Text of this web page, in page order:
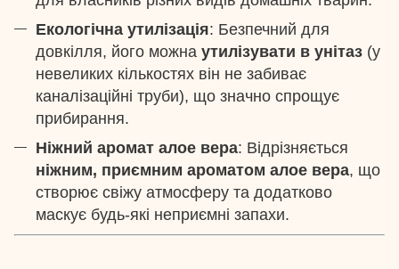
Екологічна утилізація: Безпечний для
довкілля, його можна утилізувати в унітаз (у
невеликих кількостях він не забиває
каналізаційні труби), що значно спрощує
прибирання.
Ніжний аромат алое вера: Відрізняється
ніжним, приємним ароматом алое вера, що
створює свіжу атмосферу та додатково
маскує будь-які неприємні запахи.